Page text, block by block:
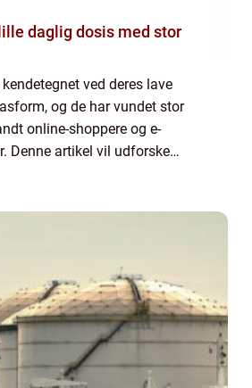
ved deres lave
og de har vundet stor
online-shoppere og e-
Denne artikel vil udforske